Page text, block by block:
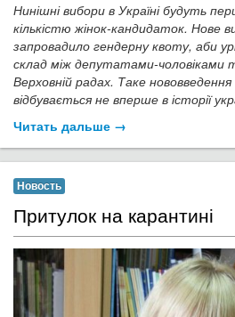
Нинішні вибори в Україні будуть
кількістю жінок-кандидаток. Нове
запровадило гендерну квоту, аби
склад між депутатами-чоловіками
Верховній радах. Таке
відбувається не вперше в історії
Читать дальше →
Новость
​Притулок на карантині